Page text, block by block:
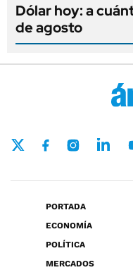
Dólar hoy: a
de agosto
PORTADA
ECONOMÍA
POLÍTICA
MERCADOS